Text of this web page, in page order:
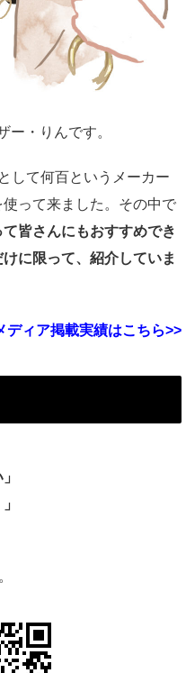
ー・りんです。
して何百というメーカー
って来ました。その中で
て皆さんにもおすすめでき
に限って、紹介していま
ディア掲載実績はこちら>>